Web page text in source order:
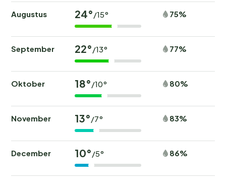
Augustus 24° /15° 75%
September 22° /13° 77%
Oktober 18° /10° 80%
November 13° /7° 83%
December 10° /5° 86%